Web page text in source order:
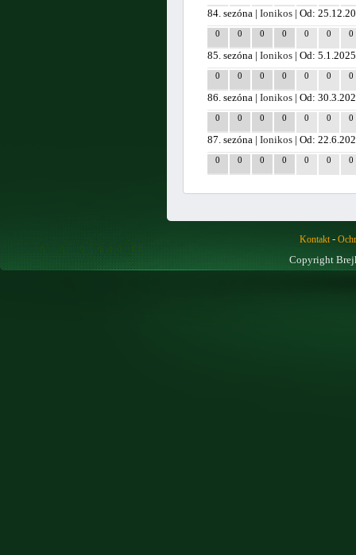
84. sezóna |Ionikos | Od:
0 0 0 0 0 0 0
85. sezóna |Ionikos | Od: 5.1.2025
0 0 0 0 0 0 0
86. sezóna |Ionikos | Od:
0 0 0 0 0 0 0
87. sezóna |Ionikos | Od:
0 0 0 0 0 0 0
Kontakt-
Copyright